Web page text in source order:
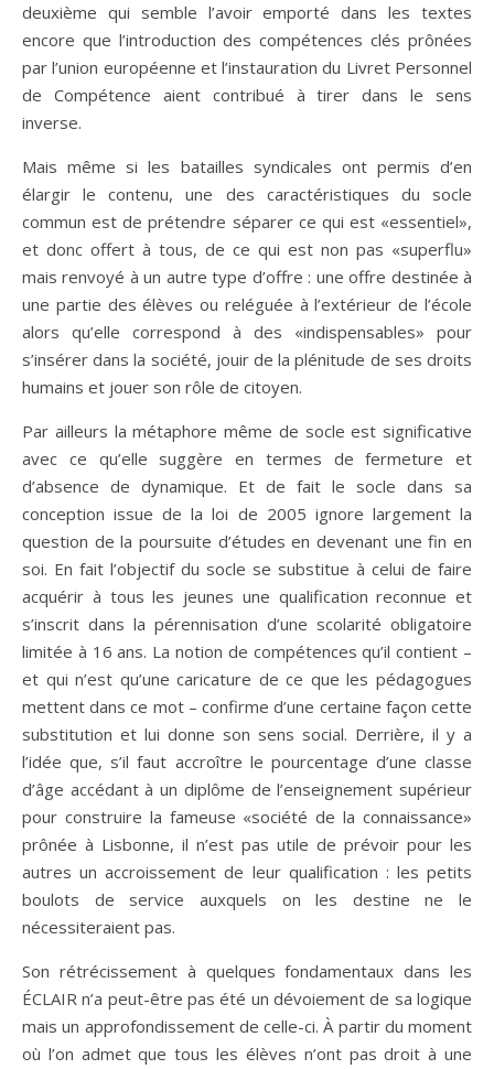
deuxième qui semble l’avoir emporté dans les textes
encore que l’introduction des compétences clés prônées
par l’union européenne et l’instauration du Livret Personnel
de Compétence aient contribué à tirer dans le sens
inverse.
Mais même si les batailles syndicales ont permis d’en
élargir le contenu, une des caractéristiques du socle
commun est de prétendre séparer ce qui est «essentiel»,
et donc offert à tous, de ce qui est non pas «superflu»
mais renvoyé à un autre type d’offre : une offre destinée à
une partie des élèves ou reléguée à l’extérieur de l’école
alors qu’elle correspond à des «indispensables» pour
s’insérer dans la société, jouir de la plénitude de ses droits
humains et jouer son rôle de citoyen.
Par ailleurs la métaphore même de socle est significative
avec ce qu’elle suggère en termes de fermeture et
d’absence de dynamique. Et de fait le socle dans sa
conception issue de la loi de 2005 ignore largement la
question de la poursuite d’études en devenant une fin en
soi. En fait l’objectif du socle se substitue à celui de faire
acquérir à tous les jeunes une qualification reconnue et
s’inscrit dans la pérennisation d’une scolarité obligatoire
limitée à 16 ans. La notion de compétences qu’il contient –
et qui n’est qu’une caricature de ce que les pédagogues
mettent dans ce mot – confirme d’une certaine façon cette
substitution et lui donne son sens social. Derrière, il y a
l’idée que, s’il faut accroître le pourcentage d’une classe
d’âge accédant à un diplôme de l’enseignement supérieur
pour construire la fameuse «société de la connaissance»
prônée à Lisbonne, il n’est pas utile de prévoir pour les
autres un accroissement de leur qualification : les petits
boulots de service auxquels on les destine ne le
nécessiteraient pas.
Son rétrécissement à quelques fondamentaux dans les
ÉCLAIR n’a peut-être pas été un dévoiement de sa logique
mais un approfondissement de celle-ci. À partir du moment
où l’on admet que tous les élèves n’ont pas droit à une